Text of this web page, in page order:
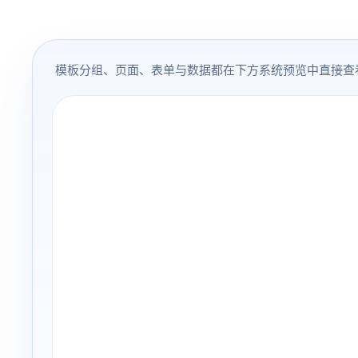
模板分组、页面、表单与数据都在下方系统预览中直接查